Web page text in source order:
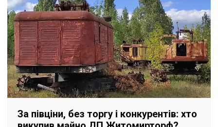
За півціни, без торгу і конкурентів: хто